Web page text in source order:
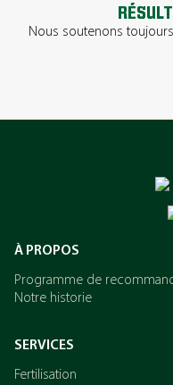
Nous soutenons
À PROPOS
Programme de
Notre historie
SERVICES
Fertilisation